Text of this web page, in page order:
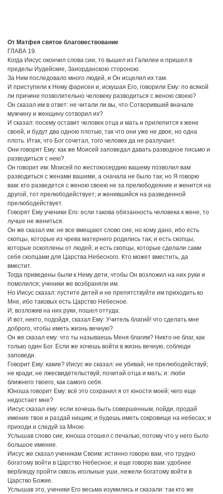
От Матфея святое благовествование
ГЛАВА 19.
Когда Иисус окончил слова сии, то вышел из Галилеи и пришел в
пределы Иудейские, Заиорданскою стороною.
За Ним последовало много людей, и Он исцелил их там.
И приступили к Нему фарисеи и, искушая Его, говорили Ему: по всякой
ли причине позволительно человеку разводиться с женою своею?
Он сказал им в ответ: не читали ли вы, что Сотворивший вначале
мужчину и женщину сотворил их?
И сказал: посему оставит человек отца и мать и прилепится к жене
своей, и будут два одною плотью, так что они уже не двое, но одна
плоть. Итак, что Бог сочетал, того человек да не разлучает.
Они говорят Ему: как же Моисей заповедал давать разводное письмо и
разводиться с нею?
Он говорит им: Моисей по жестокосердию вашему позволил вам
разводиться с женами вашими, а сначала не было так; но Я говорю
вам: кто разведется с женою своею не за прелюбодеяние и женится на
другой, тот прелюбодействует; и женившийся на разведенной
прелюбодействует.
Говорят Ему ученики Его: если такова обязанность человека к жене, то
лучше не жениться.
Он же сказал им: не все вмещают слово сие, но кому дано, ибо есть
скопцы, которые из чрева матернего родились так; и есть скопцы,
которые оскоплены от людей; и есть скопцы, которые сделали сами
себя скопцами для Царства Небесного. Кто может вместить, да
вместит.
Тогда приведены были к Нему дети, чтобы Он возложил на них руки и
помолился; ученики же возбраняли им.
Но Иисус сказал: пустите детей и не препятствуйте им приходить ко
Мне, ибо таковых есть Царство Небесное.
И, возложив на них руки, пошел оттуда.
И вот, некто, подойдя, сказал Ему: Учитель благий! что сделать мне
доброго, чтобы иметь жизнь вечную?
Он же сказал ему: что ты называешь Меня благим? Никто не благ, как
только один Бог. Если же хочешь войти в жизнь вечную, соблюди
заповеди.
Говорит Ему: какие? Иисус же сказал: не убивай; не прелюбодействуй;
не кради; не лжесвидетельствуй; почитай отца и мать; и: люби
ближнего твоего, как самого себя.
Юноша говорит Ему: всё это сохранил я от юности моей; чего еще
недостает мне?
Иисус сказал ему: если хочешь быть совершенным, пойди, продай
имение твое и раздай нищим; и будешь иметь сокровище на небесах; и
приходи и следуй за Мною.
Услышав слово сие, юноша отошел с печалью, потому что у него было
большое имение.
Иисус же сказал ученикам Своим: истинно говорю вам, что трудно
богатому войти в Царство Небесное; и еще говорю вам: удобнее
верблюду пройти сквозь игольные уши, нежели богатому войти в
Царство Божие.
Услышав это, ученики Его весьма изумились и сказали: так кто же